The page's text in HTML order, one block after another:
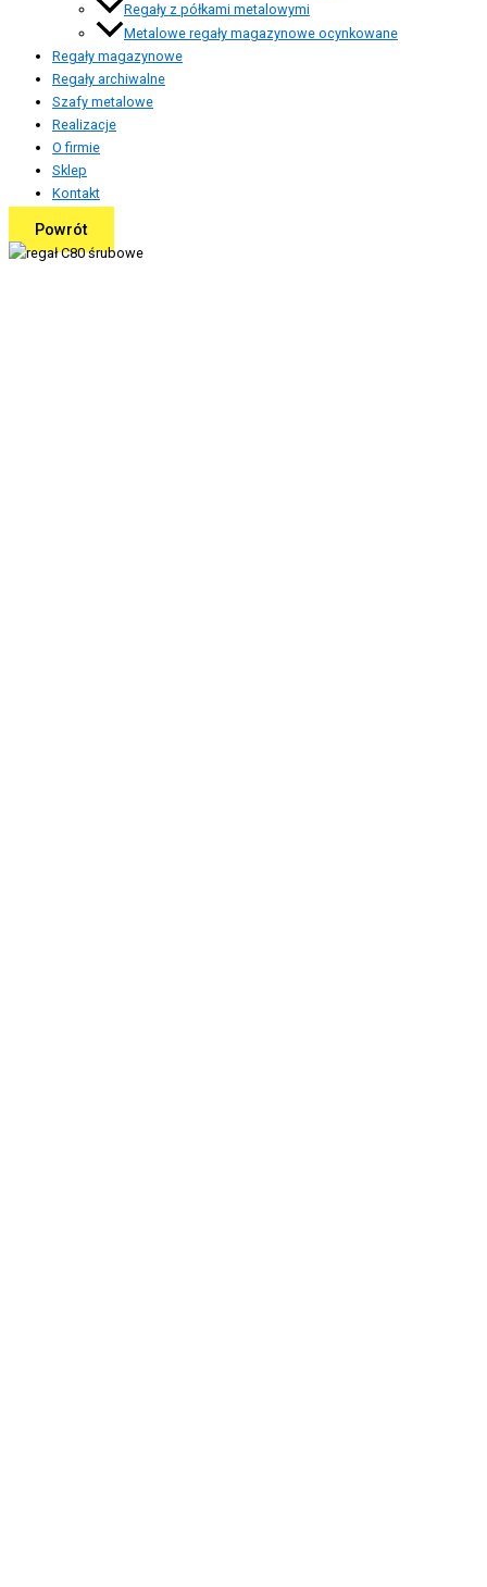
Regały z półkami metalowymi
Metalowe regały magazynowe ocynkowane
Regały magazynowe
Regały archiwalne
Szafy metalowe
Realizacje
O firmie
Sklep
Kontakt
Powrót